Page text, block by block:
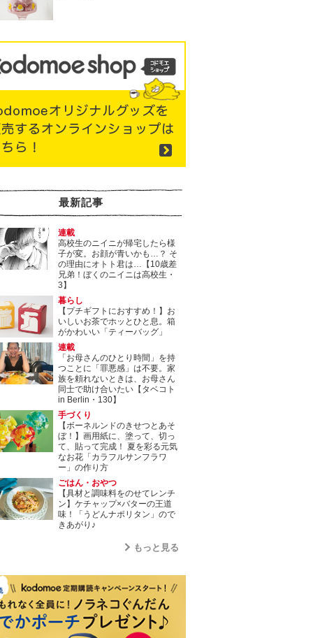
最新記事
連載
高校生のニイニが帰宅したら様
子が変。お顔が青いかも…？ そ
の理由にオトト君は…【10歳差
兄弟！ぼくのニイニは高校生・
3】
暮らし
【プチギフトにおすすめ！】お
いしいお茶でホッとひと息。箱
がかわいい「ティーバッグ」
連載
「お母さんのひとり時間」を持
つことに「罪悪感」は不要。家
族を頼れないときは、お母さん
同士で助け合いたい【タベコト
in Berlin・130】
手づくり
【ボーネルンドのきせつとあそ
ぼ！】画用紙に、塗って、切っ
て、貼って完成！ 夏を彩る元気
なお花「カラフルサンフラワ
ー」の作り方
ごはん・おやつ
【具材と調味料をのせてレンチ
ン】ケチャップ×バターの王道
味！「うどんナポリタン」ので
きあがり♪
もっと見る